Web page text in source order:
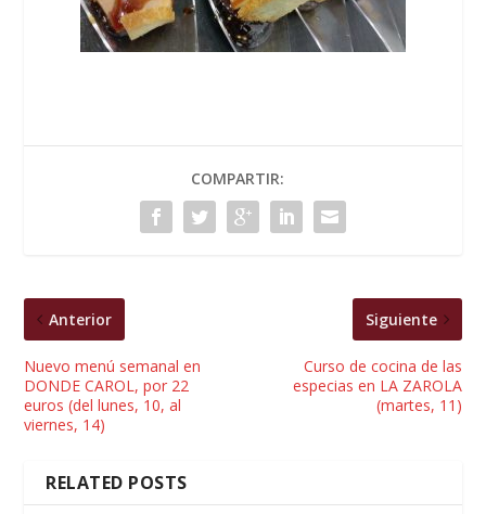
COMPARTIR:
Anterior
Nuevo menú semanal en
DONDE CAROL, por 22
euros (del lunes, 10, al
viernes, 14)
Siguiente
Curso de cocina de las
especias en LA ZAROLA
(martes, 11)
RELATED POSTS